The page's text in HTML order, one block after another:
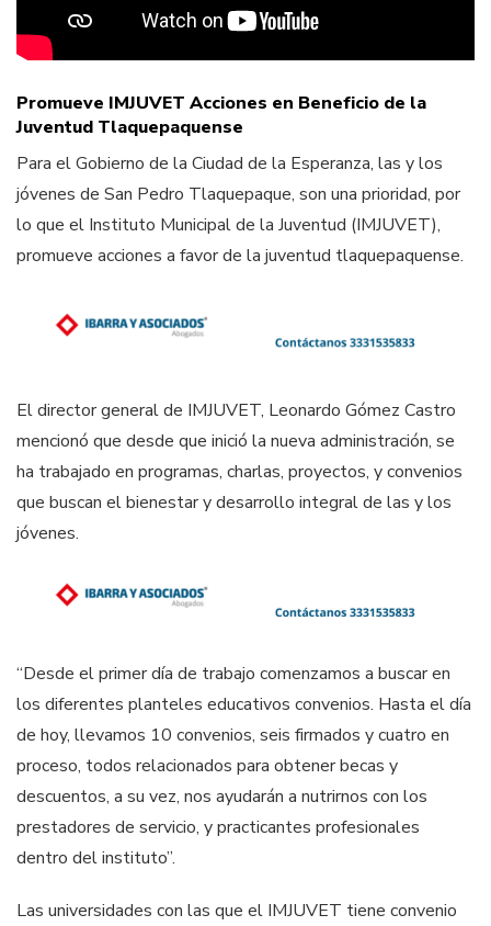
Promueve IMJUVET Acciones en Beneficio de la
Juventud Tlaquepaquense
Para el Gobierno de la Ciudad de la Esperanza, las y los
jóvenes de San Pedro Tlaquepaque, son una prioridad, por
lo que el Instituto Municipal de la Juventud (IMJUVET),
promueve acciones a favor de la juventud tlaquepaquense.
El director general de IMJUVET, Leonardo Gómez Castro
mencionó que desde que inició la nueva administración, se
ha trabajado en programas, charlas, proyectos, y convenios
que buscan el bienestar y desarrollo integral de las y los
jóvenes.
“Desde el primer día de trabajo comenzamos a buscar en
los diferentes planteles educativos convenios. Hasta el día
de hoy, llevamos 10 convenios, seis firmados y cuatro en
proceso, todos relacionados para obtener becas y
descuentos, a su vez, nos ayudarán a nutrirnos con los
prestadores de servicio, y practicantes profesionales
dentro del instituto”.
Las universidades con las que el IMJUVET tiene convenio